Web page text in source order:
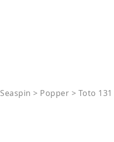
Seaspin Popper Toto 131